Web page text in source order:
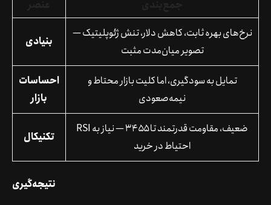
بنیادی
نرخ‌های بهره ثابت، کاهش دلار، تنش ژئوپلیتیک —
تصویر میان‌مدت مثبت
احساسات
بازار
تمایل به سودگیری، اما کلیت بازار محتاط و
نیمه‌صعودی
تکنیکال
RSI ضعیف، مقاومت قدرتمند تا ۳۴۵۵ — نیاز به
احتیاط در خرید
نتیجه‌گیری